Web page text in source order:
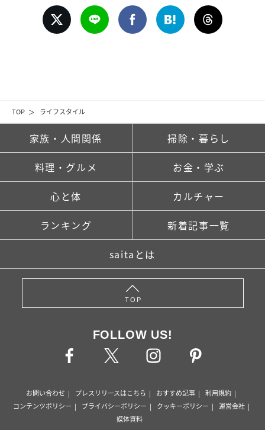
TOP ライフスタイル
家族・人間関係 掃除・暮らし
料理・グルメ お金・学ぶ
心と体 カルチャー
ランキング 新着記事一覧
saitaとは
TOP
FOLLOW US!
お問い合わせ プレスリリースはこちら おすすめ記事
利用規約
コンテンツポリシー
プライバシーポリシー クッキーポリシー
運営会社
媒体資料